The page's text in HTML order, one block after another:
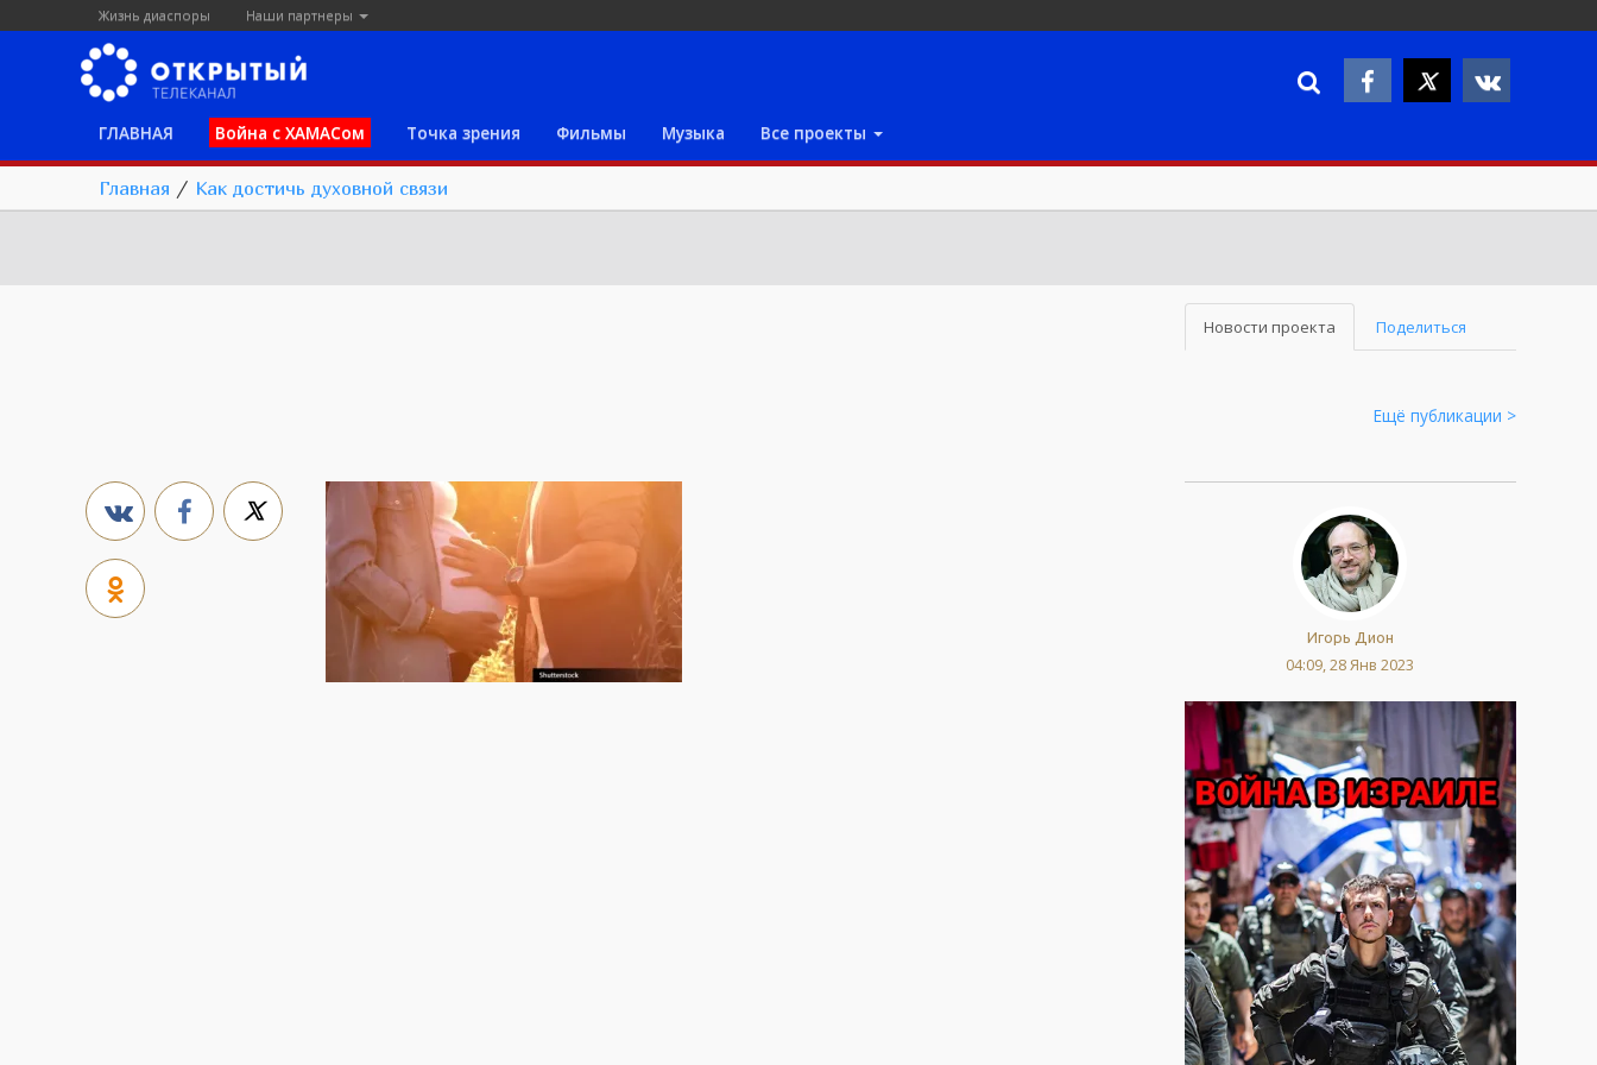
Жизнь диаспоры Наши партнеры
ГЛАВНАЯ Война с ХАМАСом Точка зрения Фильмы Музыка Все проекты
Главная / Как достичь духовной связи
Новости проекта Поделиться
Ещё публикации >
Игорь Дион
04:09, 28 Янв 2023